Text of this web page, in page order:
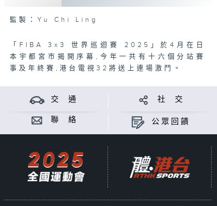
監製：Yu Chi Ling
「FIBA 3x3 世界巡迴賽 2025」於4月在日
本宇都宮巿揭開序幕,今年一共有十六個分站賽
事及年終賽,港台電視32將送上連場激鬥。
交 通 社 交
聯 絡 公眾回饋